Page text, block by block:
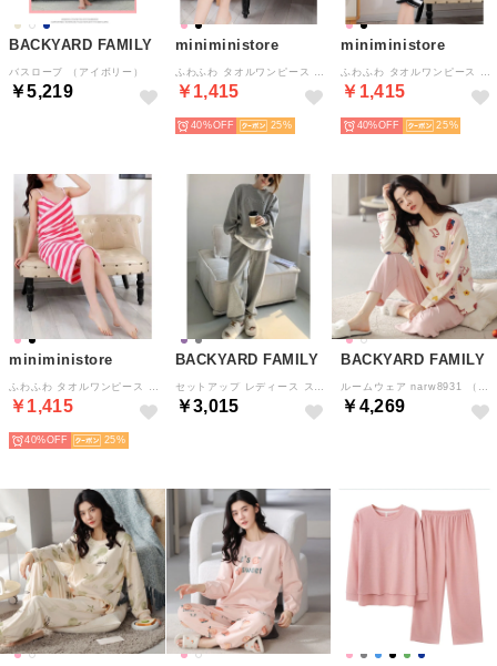
BACKYARD FAMILY
バスローブ （アイボリー）
￥5,219
miniministore
￥1,415
40% 25
miniministore
￥1,415
40% 25
miniministore
￥1,415
40% 25
BACKYARD FAMILY
￥3,015
BACKYARD FAMILY
￥4,269